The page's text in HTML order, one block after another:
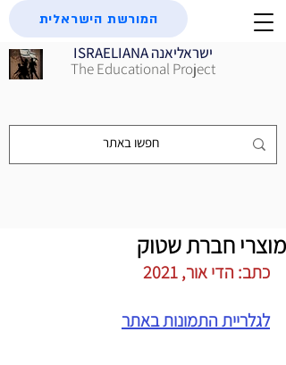
ISRAELIANA ישראליאנה
The Educational Project
המורשת הישראלית
מוצרי חברת שטוק
כתב: הדי אור, 2021
לגלריית התמונות באתר